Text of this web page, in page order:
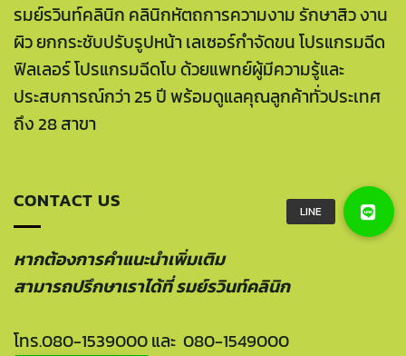
รมย์รวินท์คลินิก คลินิกหัตถการความงาม รักษาสิว งาน
ผิว ยกกระชับปรับรูปหน้า เลเซอร์กำจัดขน โปรแกรมฉีด
ฟิลเลอร์ โปรแกรมฉีดโบ ด้วยแพทย์ผู้มีความรู้และ
ประสบการณ์กว่า 25 ปี พร้อมดูแลคุณลูกค้าทั่วประเทศ
ถึง 28 สาขา
CONTACT US
หากต้องการคำแนะนำเพิ่มเติม
สามารถปรึกษาเราได้ที่ รมย์รวินท์คลินิก
โทร.080-1539000และ 080-1549000